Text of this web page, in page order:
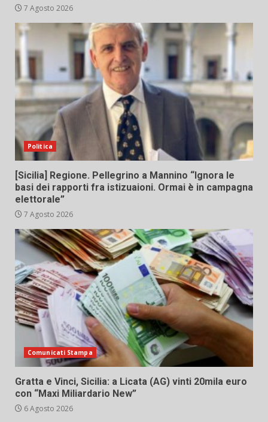
7 Agosto 2026
Politica
[Sicilia] Regione. Pellegrino a Mannino “Ignora le
basi dei rapporti fra istizuaioni. Ormai è in campagna
elettorale”
7 Agosto 2026
Comunicati Stampa
Gratta e Vinci, Sicilia: a Licata (AG) vinti 20mila euro
con “Maxi Miliardario New”
6 Agosto 2026